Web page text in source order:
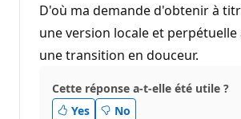
D'où ma demande d'obtenir à
une version locale et
une transition en douceur.
Cette réponse a-t-elle été utile ?
Yes
No